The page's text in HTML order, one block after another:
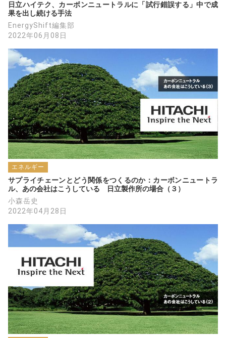
日立ハイテク、カーボンニュートラルに「試行錯誤する」中で成
果を出し続ける手法
EnergyShift編集部
2022年06月08日
エネルギー
サプライチェーンとどう関係をつくるのか：カーボンニュートラ
ル、あの会社はこうしている　日立製作所の場合（３）
小森岳史
2022年04月28日